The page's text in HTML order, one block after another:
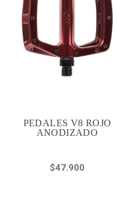
PEDALES V8 ROJO
ANODIZADO
$47.900